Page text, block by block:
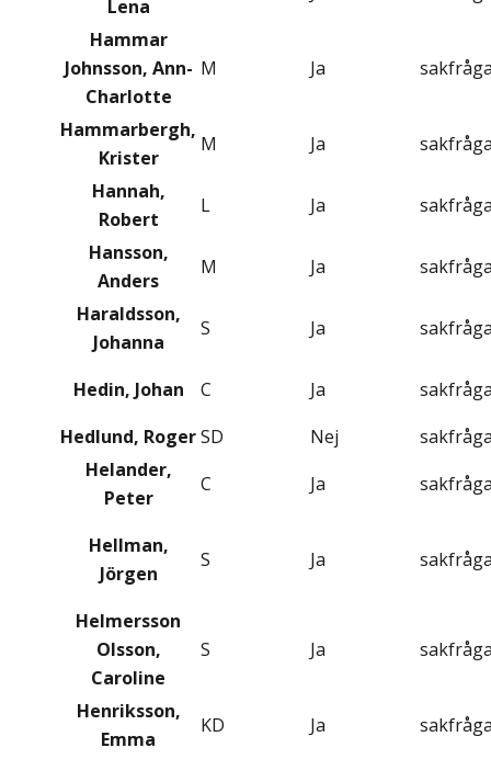
Lena
Hammar
Johnsson, Ann-
Charlotte
M Ja
Hammarbergh,
Krister
M Ja
Hannah,
Robert
L Ja
Hansson,
Anders
M Ja
Haraldsson,
Johanna
S Ja
Hedin, Johan C Ja
Hedlund, RogerSD Nej
Helander,
Peter
C Ja
Hellman,
Jörgen
S Ja
Helmersson
Olsson,
Caroline
S Ja
Henriksson,
Emma
KD Ja